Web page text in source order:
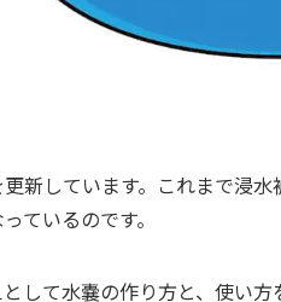
新しています。これまで浸
ているのです。
して水嚢の作り方と、使い方